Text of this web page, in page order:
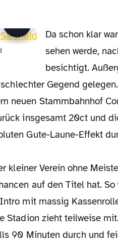
Da schon klar war, dass ich leider kein Heimspiel von Boca
sehen werde,
besichtigt.
Gegend
neuen Stammbahnhof
insgesamt 20ct und
Gute-Laune-Effekt
kleiner Verein ohne
auf den Titel hat.
mit massig
Stadion zieht teilweise
90 Minuten durch und